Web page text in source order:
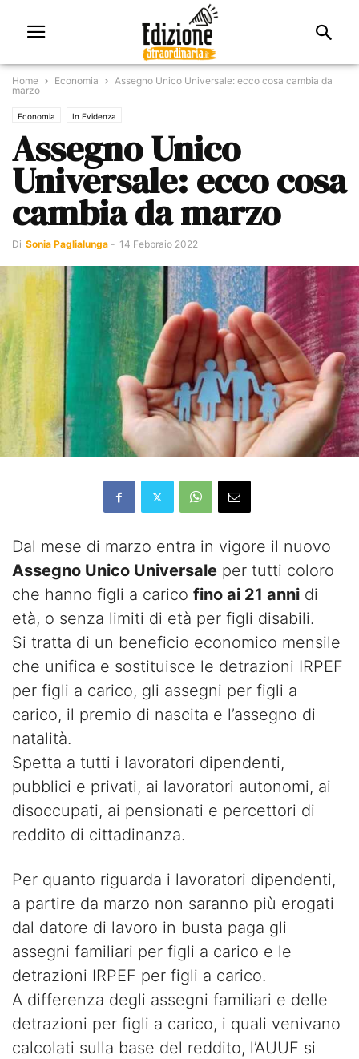
Home Economia
Assegno Unico Universale: ecco cosa cambia da
marzo
Economia In Evidenza
Assegno Unico
Universale: ecco cosa
cambia da marzo
Di Sonia Paglialunga - 14 Febbraio 2022
Dal mese di marzo entra in vigore il nuovo
Assegno Unico Universale per tutti coloro
che hanno figli a carico fino ai 21 anni di
età, o senza limiti di età per figli disabili.
Si tratta di un beneficio economico mensile
che unifica e sostituisce le detrazioni IRPEF
per figli a carico, gli assegni per figli a
carico, il premio di nascita e l’assegno di
natalità.
Spetta a tutti i lavoratori dipendenti,
pubblici e privati, ai lavoratori autonomi, ai
disoccupati, ai pensionati e percettori di
reddito di cittadinanza.
Per quanto riguarda i lavoratori dipendenti,
a partire da marzo non saranno più erogati
dal datore di lavoro in busta paga gli
assegni familiari per figli a carico e le
detrazioni IRPEF per figli a carico.
A differenza degli assegni familiari e delle
detrazioni per figli a carico, i quali venivano
calcolati sulla base del reddito, l’AUUF si